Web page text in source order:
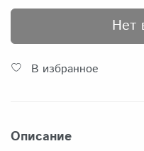
Нет
В избранное
Описание